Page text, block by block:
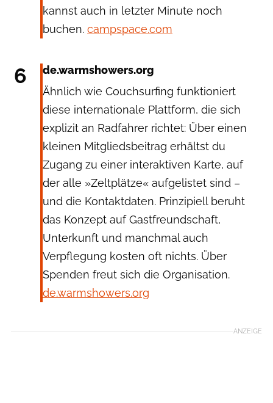
kannst auch in letzter Minute noch
buchen. campspace.com
6
de.warmshowers.org
Ähnlich wie Couchsurfing funktioniert
diese internationale Plattform, die sich
explizit an Radfahrer richtet: Über einen
kleinen Mitgliedsbeitrag erhältst du
Zugang zu einer interaktiven Karte, auf
der alle »Zeltplätze« aufgelistet sind –
und die Kontaktdaten. Prinzipiell beruht
das Konzept auf Gastfreundschaft,
Unterkunft und manchmal auch
Verpflegung kosten oft nichts. Über
Spenden freut sich die Organisation.
de.warmshowers.org
ANZEIGE